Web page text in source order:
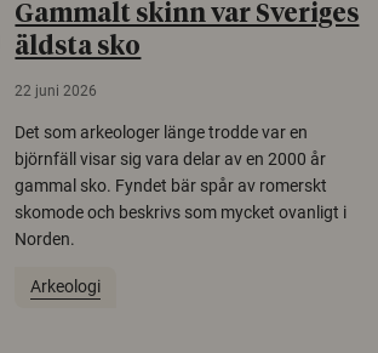
Gammalt skinn var Sveriges
äldsta sko
22 juni 2026
Det som arkeologer länge trodde var en
björnfäll visar sig vara delar av en 2000 år
gammal sko. Fyndet bär spår av romerskt
skomode och beskrivs som mycket ovanligt i
Norden.
Arkeologi